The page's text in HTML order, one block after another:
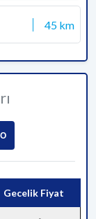
45 km
Gecelik Fiyat